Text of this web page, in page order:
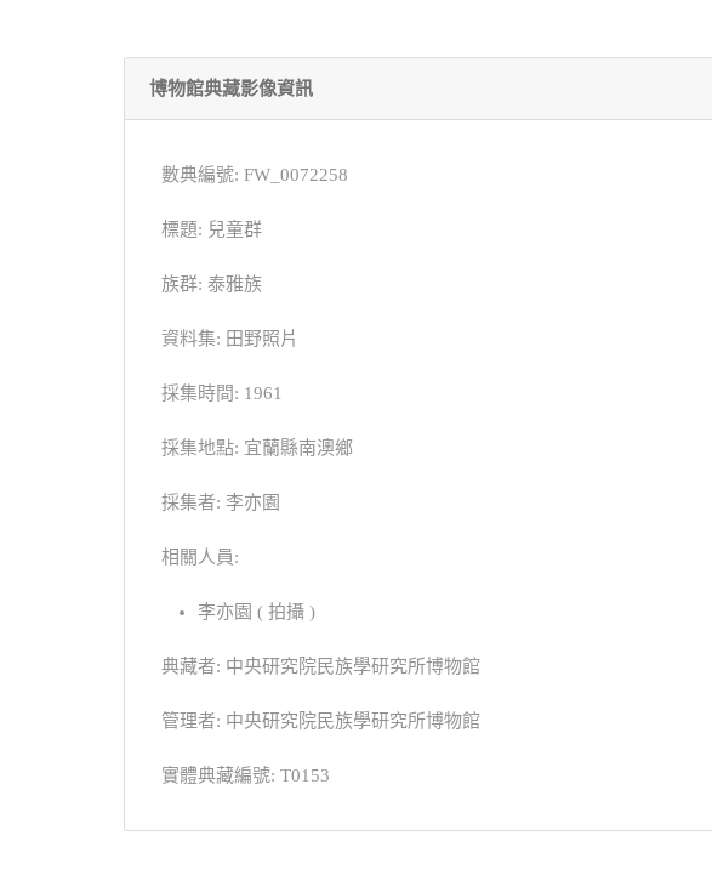
博物館典藏影像資訊
數典編號: FW_0072258
標題: 兒童群
族群: 泰雅族
資料集: 田野照片
採集時間: 1961
採集地點: 宜蘭縣南澳鄉
採集者: 李亦園
相關人員:
李亦園 ( 拍攝 )
典藏者: 中央研究院民族學研究所博物館
管理者: 中央研究院民族學研究所博物館
實體典藏編號: T0153